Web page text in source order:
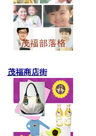
茂福商店街